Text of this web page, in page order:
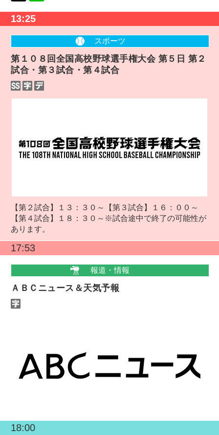
13:25
スポーツ
第１０８回全国高校野球選手権大会 第５日 第２
試合・第３試合・第４試合
【第２試合】１３：３０～【第３試合】１６：００～
【第４試合】１８：３０～※試合途中で終了の可能性が
あります。
17:53
報道・情報
ＡＢＣニュース＆天気予報
18:00